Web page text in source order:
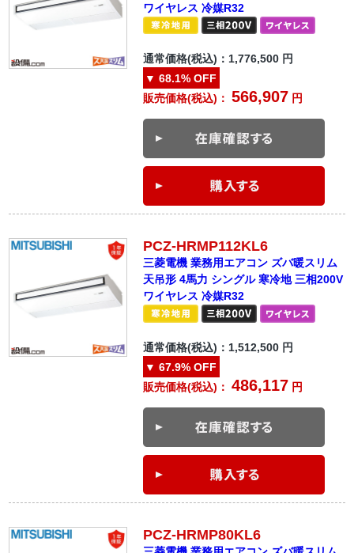
ワイヤレス 冷媒R32
通常価格(税込)： 1,776,500 円
▼ 68.1% OFF
販売価格(税込)：566,907 円
PCZ-HRMP112KL6
三菱電機 業務用エアコン ズバ暖スリム
天吊形 4馬力 シングル 寒冷地 三相200V
ワイヤレス 冷媒R32
通常価格(税込)： 1,512,500 円
▼ 67.9% OFF
販売価格(税込)：486,117 円
PCZ-HRMP80KL6